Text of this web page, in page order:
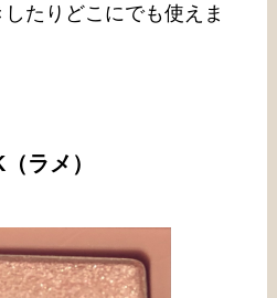
たりどこにでも使えま
（ラメ）